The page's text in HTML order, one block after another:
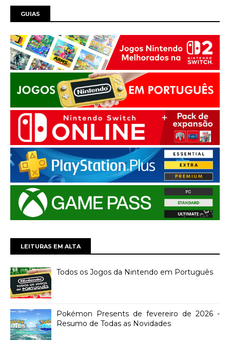
GUIAS
LEITURAS EM ALTA
Todos os Jogos da Nintendo em Português
Pokémon Presents de fevereiro de 2026 -
Resumo de Todas as Novidades